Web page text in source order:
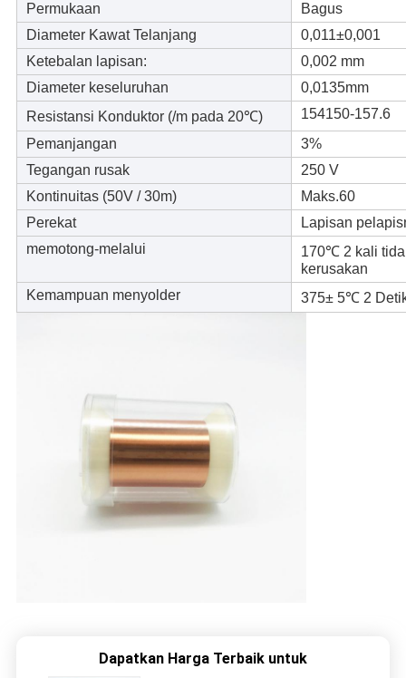
Permukaan
Bagus
Diameter Kawat Telanjang
0,011±0,001
Ketebalan lapisan:
0,002 mm
Diameter keseluruhan
0,0135mm
Resistansi Konduktor (/m pada 20℃)
154150-157.6
Pemanjangan
3%
Tegangan rusak
250 V
Kontinuitas (50V / 30m)
Maks.60
Perekat
Lapisan
memotong-melalui
170℃ 2 kali
kerusakan
Kemampuan menyolder
375± 5℃ 2
Dapatkan Harga Terbaik untuk